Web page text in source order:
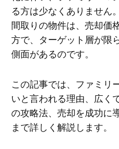
る方は少なくありません
間取りの物件は、売却価
方で、ターゲット層が限
側面があるのです。
この記事では、ファミリ
いと言われる理由、広く
の攻略法、売却を成功に
まで詳しく解説します。